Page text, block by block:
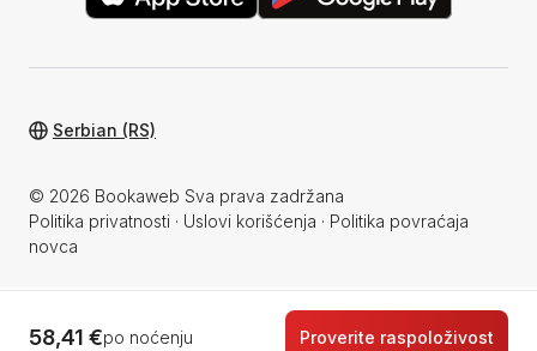
58,41 €po noćenju Proverite raspoloživost
© 2026 Bookaweb Sva prava zadržana
Politika privatnosti · Uslovi korišćenja · Politika povraćaja
novca
Serbian (RS)